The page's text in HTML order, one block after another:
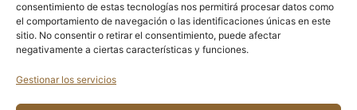
consentimiento de estas tecnologías nos permitirá procesar datos como
el comportamiento de navegación o las identificaciones únicas en este
sitio. No consentir o retirar el consentimiento, puede afectar
negativamente a ciertas características y funciones.
Gestionar los servicios
€350
LEER MÁS
€30
LEER MÁS